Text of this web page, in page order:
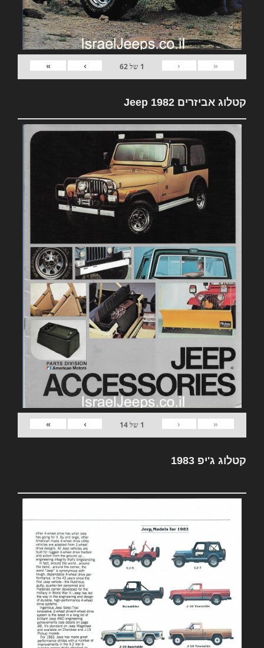
«
‹
1 של62
›
»
קטלוג אביזרים 1982 Jeep
«
‹
1 של14
›
»
קטלוג ג'יפ 1983